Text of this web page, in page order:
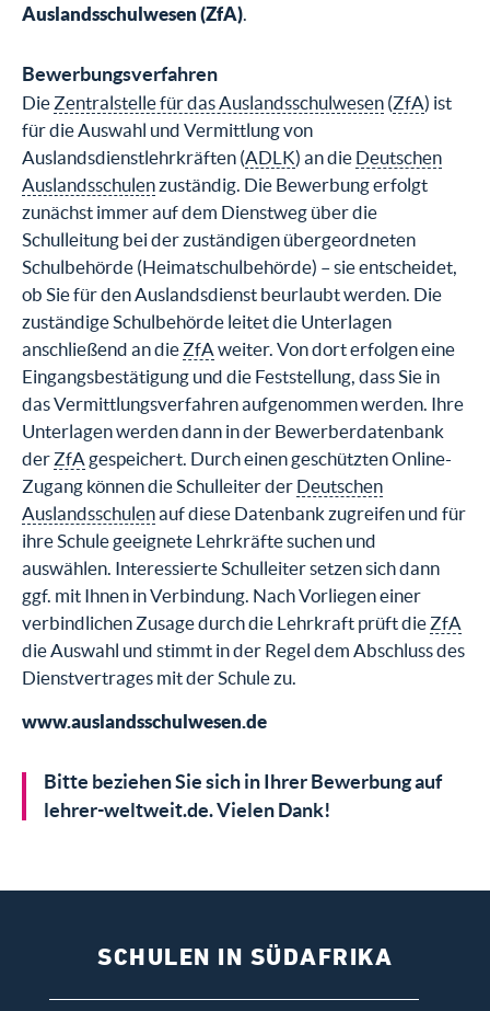
Auslandsschulwesen (ZfA).
Bewerbungsverfahren
Die Zentralstelle für das Auslandsschulwesen (ZfA) ist
für die Auswahl und Vermittlung von
Auslandsdienstlehrkräften (ADLK) an die Deutschen
Auslandsschulenzuständig. Die Bewerbung erfolgt
zunächst immer auf dem Dienstweg über die
Schulleitung bei der zuständigen übergeordneten
Schulbehörde (Heimatschulbehörde) – sie entscheidet,
ob Sie für den Auslandsdienst beurlaubt werden. Die
zuständige Schulbehörde leitet die Unterlagen
anschließend an die ZfA weiter. Von dort erfolgen eine
Eingangsbestätigung und die Feststellung, dass Sie in
das Vermittlungsverfahren aufgenommen werden. Ihre
Unterlagen werden dann in der Bewerberdatenbank
der ZfA gespeichert. Durch einen geschützten Online-
Zugang können die Schulleiter der Deutschen
Auslandsschulenauf diese Datenbank zugreifen und für
ihre Schule geeignete Lehrkräfte suchen und
auswählen. Interessierte Schulleiter setzen sich dann
ggf. mit Ihnen in Verbindung. Nach Vorliegen einer
verbindlichen Zusage durch die Lehrkraft prüft die ZfA
die Auswahl und stimmt in der Regel dem Abschluss des
Dienstvertrages mit der Schule zu.
www.auslandsschulwesen.de
Bitte beziehen Sie sich in Ihrer Bewerbung auf
lehrer-weltweit.de. Vielen Dank!
SCHULEN IN SÜDAFRIKA